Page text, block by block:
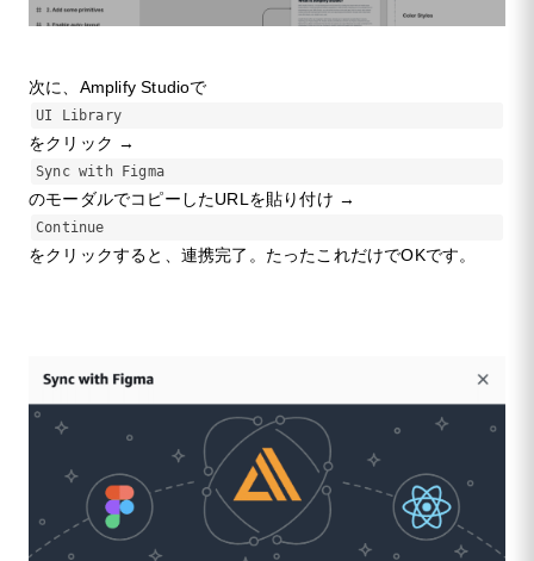
次に、Amplify Studioで
UI Library
をクリック →
Sync with Figma
のモーダルでコピーしたURLを貼り付け →
Continue
をクリックすると、連携完了。たったこれだけでOKです。